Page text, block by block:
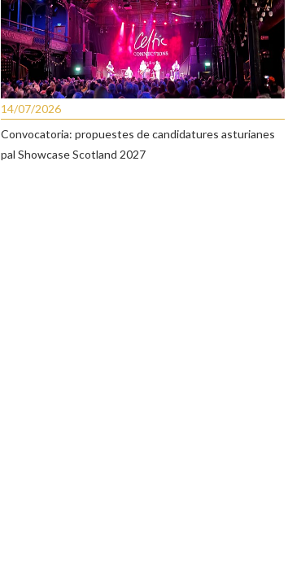
14/07/2026
Convocatoria: propuestes de candidatures asturianes
pal Showcase Scotland 2027